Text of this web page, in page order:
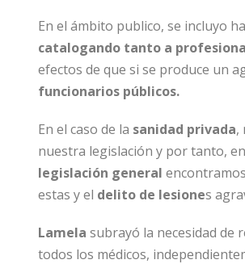
En el ámbito publico, se incluyo
catalogando tanto a
efectos de que si se produce un
funcionarios públicos.
En el caso de la sanidad privada,
nuestra legislación y por tanto,
legislación general
estas y el delito de lesiones
Lamela subrayó la necesidad de
todos los médicos,